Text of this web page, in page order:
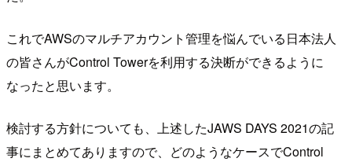
これでAWSのマルチアカウント管理を悩んでいる日本法人
の皆さんがControl Towerを利用する決断ができるように
なったと思います。
検討する方針についても、上述したJAWS DAYS 2021の記
事にまとめてありますので、どのようなケースでControl